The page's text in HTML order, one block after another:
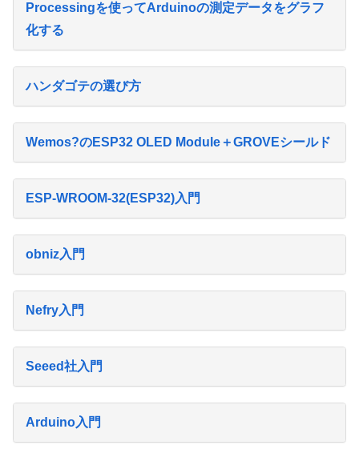
Processingを使ってArduinoの測定データをグラフ
化する
ハンダゴテの選び方
Wemos?のESP32 OLED Module＋GROVEシールド
ESP-WROOM-32(ESP32)入門
obniz入門
Nefry入門
Seeed社入門
Arduino入門